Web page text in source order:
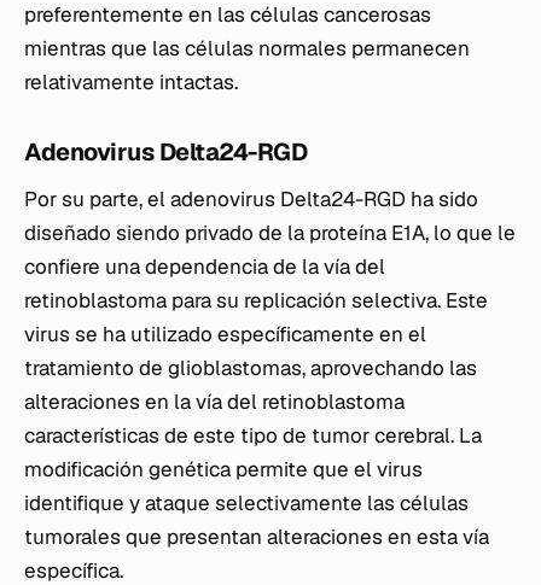
preferentemente en las células cancerosas
mientras que las células normales permanecen
relativamente intactas.
Adenovirus Delta24-RGD
Por su parte, el adenovirus Delta24-RGD ha sido
diseñado siendo privado de la proteína E1A, lo que le
confiere una dependencia de la vía del
retinoblastoma para su replicación selectiva. Este
virus se ha utilizado específicamente en el
tratamiento de glioblastomas, aprovechando las
alteraciones en la vía del retinoblastoma
características de este tipo de tumor cerebral. La
modificación genética permite que el virus
identifique y ataque selectivamente las células
tumorales que presentan alteraciones en esta vía
específica.